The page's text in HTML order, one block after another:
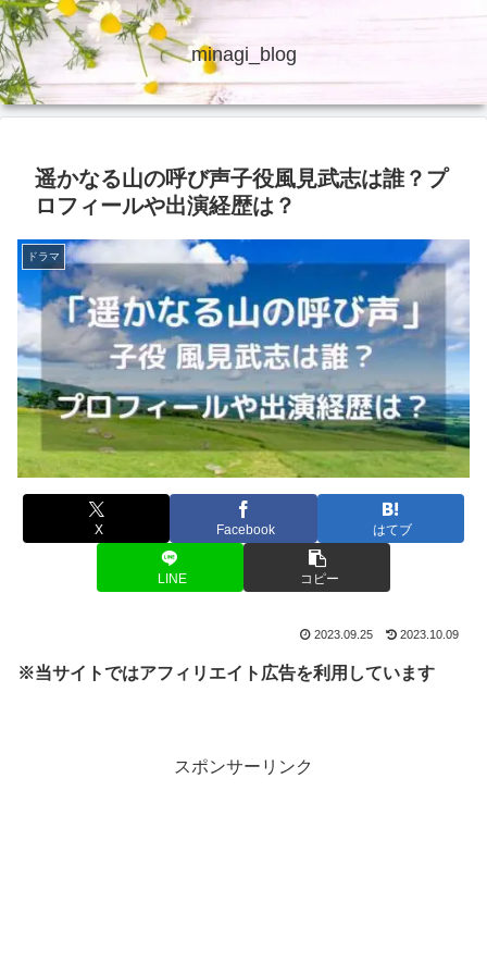
minagi_blog
遥かなる山の呼び声子役風見武志は誰？プ
ロフィールや出演経歴は？
ドラマ
X Facebook はてブ
LINE コピー
2023.09.25 2023.10.09
※当サイトではアフィリエイト広告を利用しています
スポンサーリンク